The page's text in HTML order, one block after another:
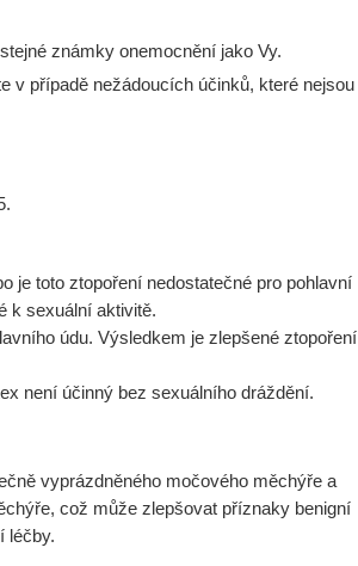
známky onemocnění jako Vy.
v případě nežádoucích účinků, které nejsou
je toto ztopoření nedostatečné pro pohlavní
k sexuální aktivitě.
údu. Výsledkem je zlepšené ztopoření
není účinný bez sexuálního dráždění.
vyprázdněného močového měchýře a
což může zlepšovat příznaky benigní
léčby.